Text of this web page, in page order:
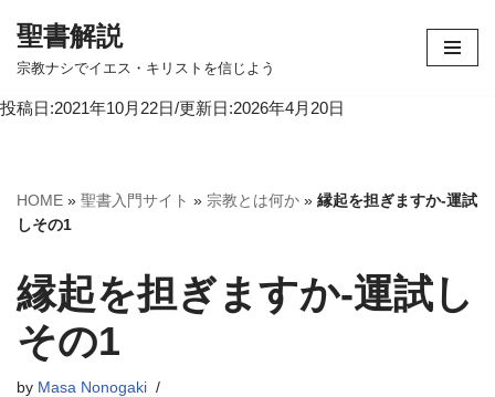
コ
テ
へ
ス
ッ
プ
聖書解説
宗教ナシでイエス・キリストを信じよう
投稿日:2021年10月22日/更新日:2026年4月20日
HOME » 聖書入門サイト » 宗教とは何か » 縁起を担ぎますか-運試
しその1
縁起を担ぎますか-運試し
その1
by Masa Nonogaki